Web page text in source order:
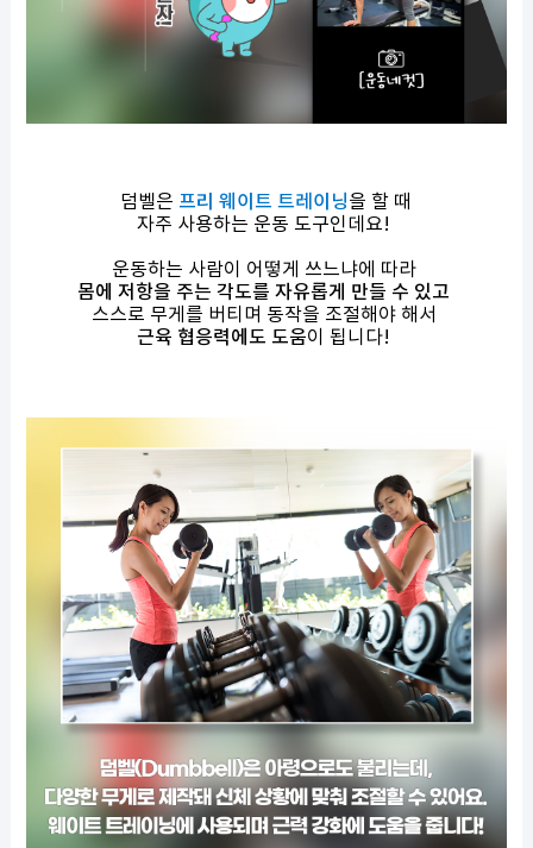
덤벨은 프리 웨이트 트레이닝을 할 때
자주 사용하는 운동 도구인데요!
운동하는 사람이 어떻게 쓰느냐에 따라
몸에 저항을 주는 각도를 자유롭게 만들 수 있고
스스로 무게를 버티며 동작을 조절해야 해서
근육 협응력에도 도움이 됩니다!